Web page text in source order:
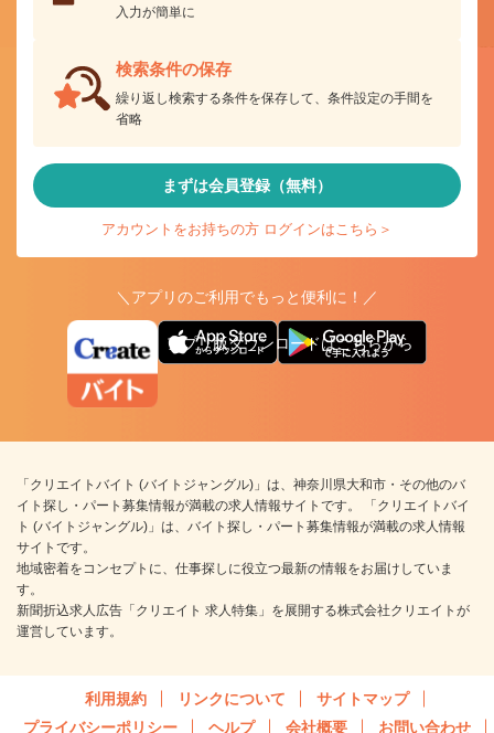
入力が簡単に
検索条件の保存
繰り返し検索する条件を保存して、条件設定の手間を
省略
まずは会員登録（無料）
アカウントをお持ちの方 ログインはこちら＞
＼アプリのご利用でもっと便利に！／
アプリ版ダウンロードはこちらから
「クリエイトバイト (バイトジャングル)」は、神奈川県大和市・その他のバ
イト探し・パート募集情報が満載の求人情報サイトです。 「クリエイトバイ
ト (バイトジャングル)」は、バイト探し・パート募集情報が満載の求人情報
サイトです。
地域密着をコンセプトに、仕事探しに役立つ最新の情報をお届けしていま
す。
新聞折込求人広告「クリエイト 求人特集」を展開する株式会社クリエイトが
運営しています。
利用規約 リンクについて
サイトマップ
プライバシーポリシー
ヘルプ 会社概要 お問い合わせ